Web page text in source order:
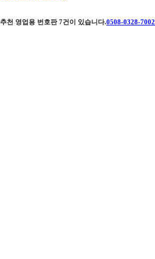
추천 영업용 번호판 7건이 있습니다.0508-0328-7002